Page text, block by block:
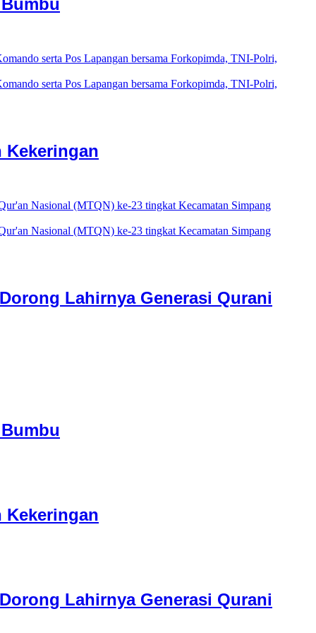
Lahirnya Generasi Qurani
Lahirnya Generasi Qurani